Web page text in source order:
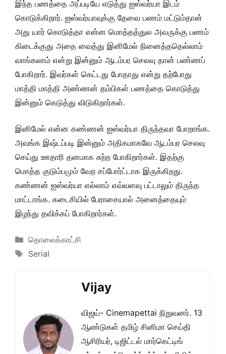
இந்த பணத்தை அப்படியே எடுத்து ஐஸ்வர்யா இடம்
கொடுக்கிறார். ஐஸ்வர்யாவுக்கு தேவை பணம் மட்டும்தான்
அது யார் கொடுத்தா என்ன மொத்தத்துல அவருக்கு பணம்
கிடைக்குது அதை வைத்து இனிமேல் நினைத்ததெல்லாம்
வாங்கலாம் என்று இன்னும் ஆடம்பர செலவு தான் பண்ணப்
போகிறார். இவர்கள் கெட்டது போதாது என்று தற்போது
மாத்தி மாத்தி அண்ணன் தம்பிகள் பணத்தை கொடுத்து
இன்னும் கெடுத்து விடுகிறார்கள்.
இனிமேல் என்ன கண்ணன் ஐஸ்வர்யா திருந்தவா போறாங்க.
அவங்க இஷ்டப்படி இன்னும் அதிகமாகவே ஆடம்பர செலவு
செய்து ஊதாரி தனமாக சுற்ற போகிறார்கள். இதற்கு
மொத்த குடும்பமும் வேற சப்போர்ட்டாக இருக்கிறது.
கண்ணன் ஐஸ்வர்யா எல்லாம் எவ்வளவு பட்டாலும் திருந்த
மாட்டாங்க. கடைசியில் பேராசையால் அனைத்தையும்
இழந்து தவிக்கப் போகிறார்கள்.
Categories
தொலைக்காட்சி
Tags
Serial
Vijay
விஜய்- Cinemapettai நிறுவனர். 13
ஆண்டுகள் தமிழ் சினிமா செய்தி
ஆசிரியர், டிஜிட்டல் மார்கெட்டிங்